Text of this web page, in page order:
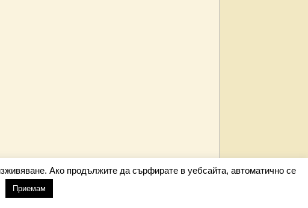
Ако продължите да сърфирате в уебсайта, автоматично се
Приемам